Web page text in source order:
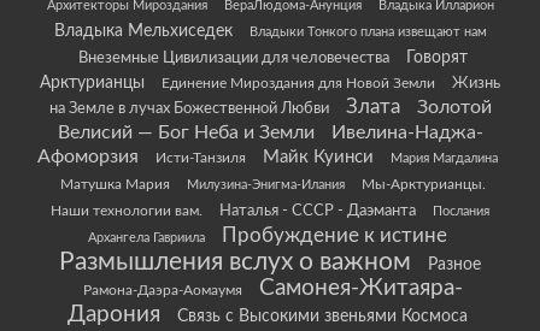
Архитекторы Мироздания ВераЛюдома-Анунция Владыка Илларион
Владыка Мельхиседек Владыки Тонкого плана извещают нам
Внеземные Цивилизации для человечества
Говорят
Арктурианцы
Единение Мироздания для Новой Земли
Жизнь
на Земле в лучах Божественной Любви
Злата
Золотой
Велисий — Бог Неба и Земли
Ивелина-Наджа-
Афоморзия
Исти-Танзиля Майк Куинси Мария Магдалина
Матушка Мария Милузина-Энигма-Илания
Мы-Арктурианцы.
Наши технологии вам.
Наталья - СССР - Даэманта
Послания
Архангела Гавриила
Пробуждение к истине
Размышления вслух о важном Разное
Рамона-Даэра-Аомаумя
Самонея-Житаяра-
Дарония
Связь с Высокими звеньями Космоса